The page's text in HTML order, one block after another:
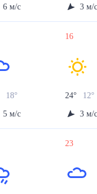
6 м/с
3 м/
18°
5 м/с
16
24° 12°
3 м/
23